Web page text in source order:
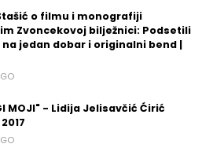
o filmu i monografiji
Zvoncekovoj bilježnici: Podsetili
jedan dobar i originalni bend |
MOJI" - Lidija Jelisavčić Ćirić